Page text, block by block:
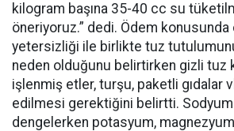
kilogram başına 35-40 cc su
öneriyoruz.” dedi. Ödem konusunda
yetersizliği ile birlikte tuz
neden olduğunu belirtirken gizli tuz
işlenmiş etler, turşu, paketli gıdalar
edilmesi gerektiğini belirtti. Sodyum
dengelerken potasyum,